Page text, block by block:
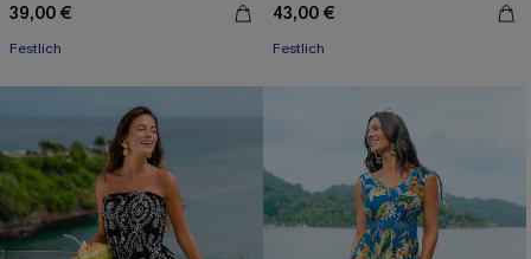
39,00 €
Festlich
43,00 €
Festlich